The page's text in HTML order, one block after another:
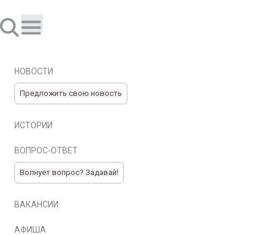
НОВОСТИ
Предложить свою новость
ИСТОРИИ
ВОПРОС-ОТВЕТ
Волнует вопрос? Задавай!
ВАКАНСИИ
АФИША